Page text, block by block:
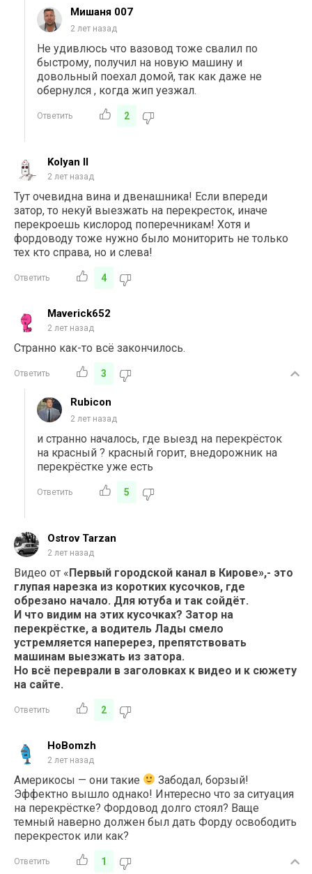
Мишаня 007
2 лет назад
Не удивлюсь что вазовод тоже свалил по
быстрому, получил на новую машину и
довольный поехал домой, так как даже не
обернулся , когда жип уезжал.
Ответить 2
Kolyan II
2 лет назад
Тут очевидна вина и двенашника! Если впереди
затор, то некуй выезжать на перекресток, иначе
перекроешь кислород поперечникам! Хотя и
фордоводу тоже нужно было мониторить не только
тех кто справа, но и слева!
Ответить 4
Maverick652
2 лет назад
Странно как-то всё закончилось.
Ответить 3
Rubicon
2 лет назад
и странно началось, где выезд на перекрёсток
на красный ? красный горит, внедорожник на
перекрёстке уже есть
Ответить 5
Ostrov Tarzan
2 лет назад
Видео от «Первый городской канал в Кирове»,- это
глупая нарезка из коротких кусочков, где
обрезано начало. Для ютуба и так сойдёт.
И что видим на этих кусочках? Затор на
перекрёстке, а водитель Лады смело
устремляется наперерез, препятствовать
машинам выезжать из затора.
Но всё переврали в заголовках к видео и к сюжету
на сайте.
Ответить 2
HoBomzh
2 лет назад
Америкосы — они такие
Забодал, борзый!
Эффектно вышло однако! Интересно что за ситуация
на перекрёстке? Фордовод долго стоял? Ваще
темный наверно должен был дать Форду освободить
перекресток или как?
Ответить 1